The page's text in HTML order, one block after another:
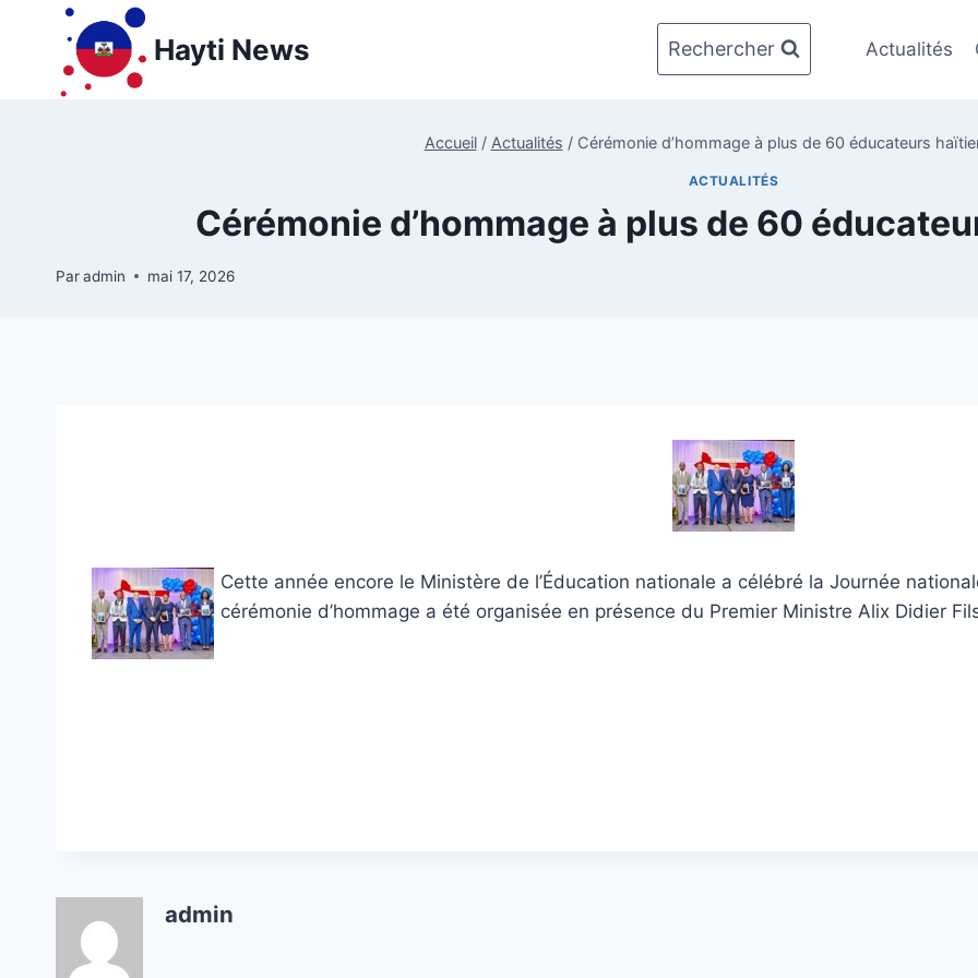
contenu
Hayti News Rechercher Actualités
Accueil / Actualités / Cérémonie d’hommage à plus de 60 éducateurs
ACTUALITÉS
Cérémonie d’hommage à plus de 60
Paradmin mai 17, 2026
Cette année encore le Ministère de l’Éducation nationale a célébré la Journée
cérémonie d’hommage a été organisée en présence du Premier Ministre Alix Didier
admin